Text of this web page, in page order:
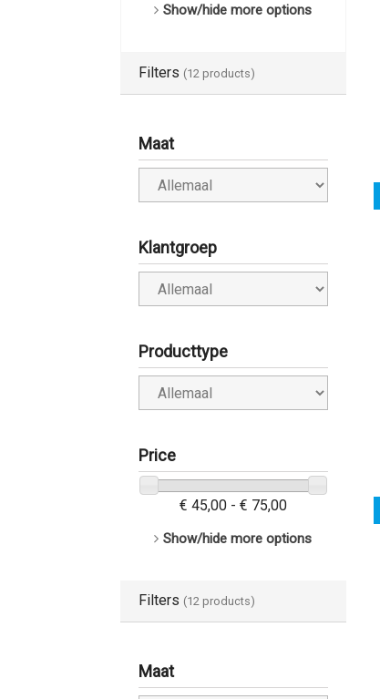
Show/hide more options
Filters (12 products)
Maat
Klantgroep
Producttype
Price
€ 45,00 - € 75,00
Show/hide more options
Filters (12 products)
Maat